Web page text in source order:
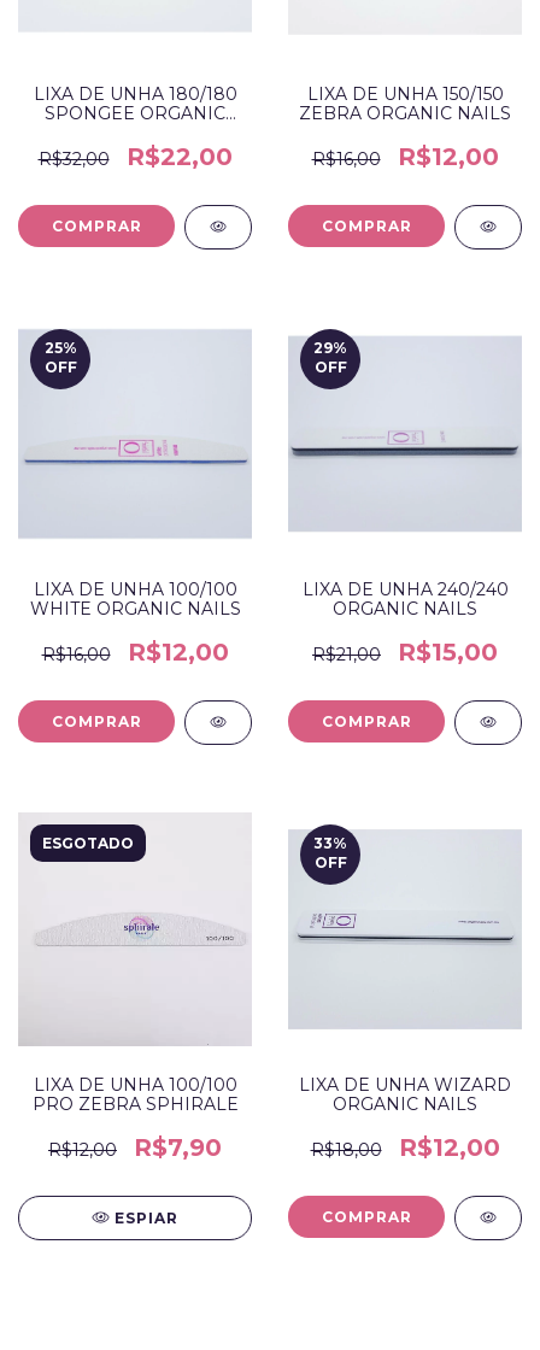
LIXA DE UNHA 180/180
SPONGEE ORGANIC
R$32,00
R$22,00
LIXA DE UNHA 150/150
ZEBRA ORGANIC NAILS
R$16,00 R$12,00
25%
OFF
LIXA DE UNHA 100/100
WHITE ORGANIC NAILS
R$16,00 R$12,00
29%
OFF
LIXA DE UNHA 240/240
ORGANIC NAILS
R$21,00 R$15,00
ESGOTADO
LIXA DE UNHA 100/100
PRO ZEBRA SPHIRALE
R$12,00 R$7,90
ESPIAR
33%
OFF
LIXA DE UNHA WIZARD
ORGANIC NAILS
R$18,00 R$12,00